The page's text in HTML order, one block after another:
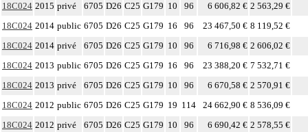
18C024 2015 privé 6705 D26 C25 G179 10 96 6 606,82 € 2 563,29 €
18C024 2014 public 6705 D26 C25 G179 16 96 23 467,50 € 8 119,52 €
18C024 2014 privé 6705 D26 C25 G179 10 96 6 716,98 € 2 606,02 €
18C024 2013 public 6705 D26 C25 G179 16 96 23 388,20 € 7 532,71 €
18C024 2013 privé 6705 D26 C25 G179 10 96 6 670,58 € 2 570,91 €
18C024 2012 public 6705 D26 C25 G179 19 114 24 662,90 € 8 536,09 €
18C024 2012 privé 6705 D26 C25 G179 10 96 6 690,42 € 2 578,55 €